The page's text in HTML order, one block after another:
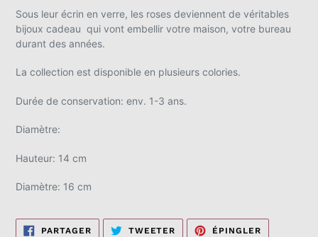
panier
Sous leur écrin en verre, les roses deviennent de véritables
bijoux cadeau qui vont embellir votre maison, votre bureau
durant des années.
La collection est disponible en plusieurs colories.
Durée de conservation: env. 1-3 ans.
Diamètre:
Hauteur: 14 cm
Diamètre: 16 cm
PARTAGERPARTAGERTWEETER TWEETERÉPINGLER